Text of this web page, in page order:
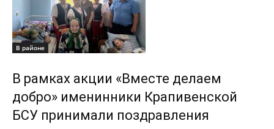
В районе
В рамках акции «Вместе делаем
добро» именинники Крапивенской
БСУ принимали поздравления